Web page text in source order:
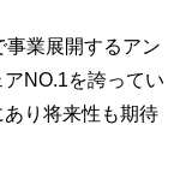
業展開するアン
NO.1を誇ってい
り将来性も期待